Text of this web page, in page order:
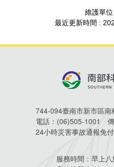
744-094臺南市新市區南
電話： (06)505-1001
24小時災害事故通報免付
服務時間： 早上